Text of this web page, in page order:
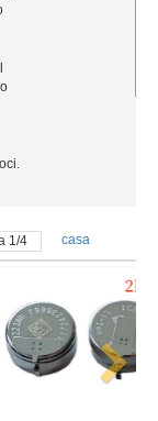
2/4 casa